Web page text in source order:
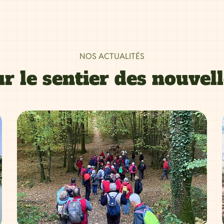
NOS ACTUALITÉS
le sentier des